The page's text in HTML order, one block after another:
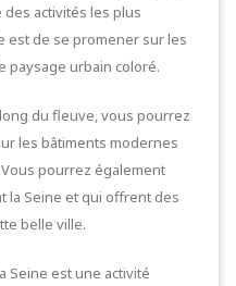
des activités les plus
est de se promener sur les
paysage urbain coloré.
du fleuve, vous pourrez
les bâtiments modernes
pourrez également
la Seine et qui offrent des
belle ville.
Seine est une activité